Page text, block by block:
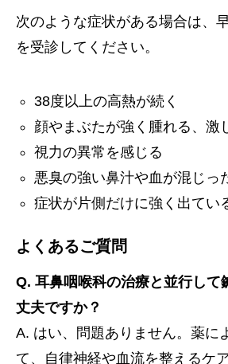
次のような症状がある場合は、
を受診してください。
38度以上の高熱が続く
顔やまぶたが強く腫れる、激
視力の異常を感じる
悪臭の強い鼻汁や血が混じっ
症状が片側だけに強く出てい
よくあるご質問
Q. 耳鼻咽喉科の治療と並行して
丈夫ですか？
A. はい、問題ありません。薬に
て、自律神経や血流を整えるケ